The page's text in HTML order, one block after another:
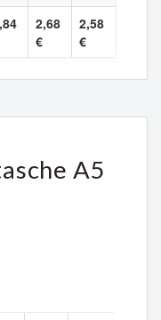
2,68
€
2,58
€
A5